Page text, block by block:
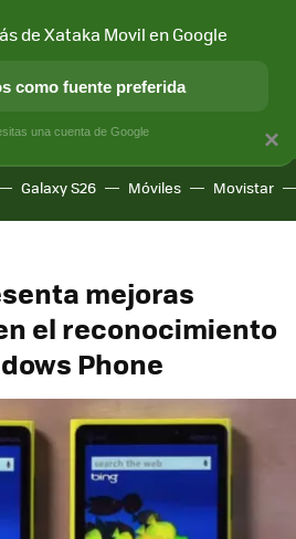
Y SOCIEDAD APLICACIONES
Galaxy S26 Móviles Movistar
mejoras
el reconocimiento
Phone
×
de Xataka Movil en Google
como fuente preferida
una cuenta de Google